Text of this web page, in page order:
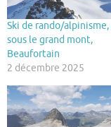
Ski de rando/
sous le grand mont,
Beaufortain
2 décembre 2025